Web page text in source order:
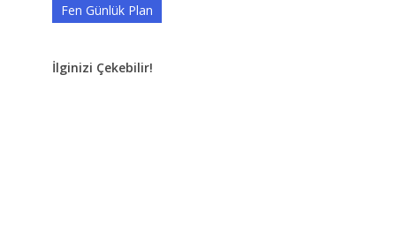
Fen Günlük Plan
İlginizi Çekebilir!